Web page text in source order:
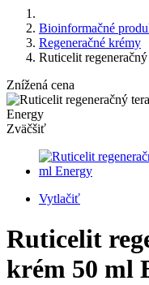
Bioinformačné
Regeneračné krémy
Ruticelit
Znížená cena
Zväčšiť
Vytlačiť
Ruticelit
krém 50 ml